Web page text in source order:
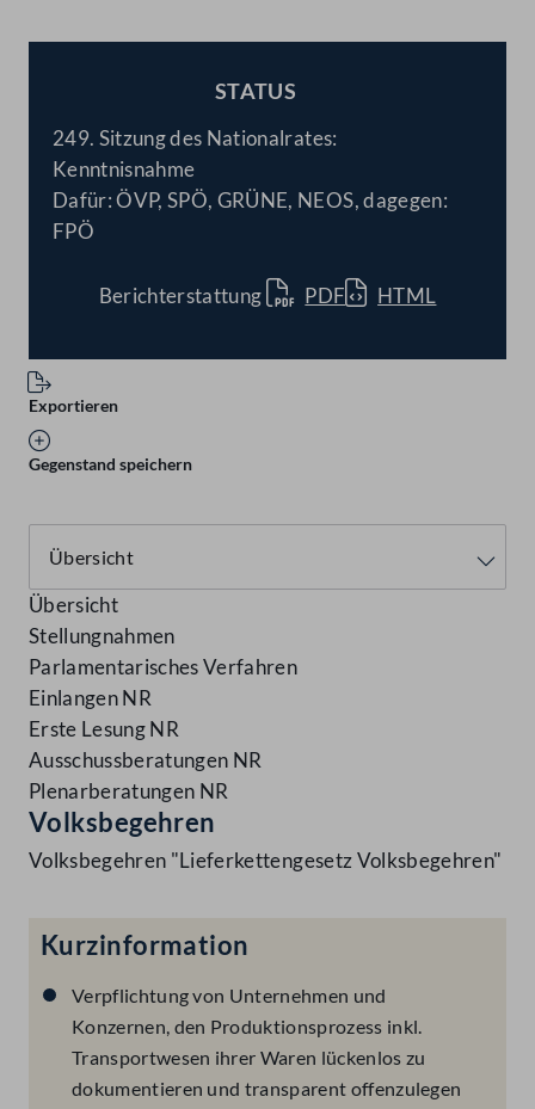
STATUS
249. Sitzung des Nationalrates:
Kenntnisnahme
Dafür: ÖVP, SPÖ, GRÜNE, NEOS, dagegen:
FPÖ
Berichterstattung PDF HTML
Exportieren
Gegenstand speichern
Übersicht
Stellungnahmen
Parlamentarisches Verfahren
Einlangen NR
Erste Lesung NR
Ausschussberatungen NR
Plenarberatungen NR
Volksbegehren
Volksbegehren "Lieferkettengesetz Volksbegehren"
Kurzinformation
Verpflichtung von Unternehmen und
Konzernen, den Produktionsprozess inkl.
Transportwesen ihrer Waren lückenlos zu
dokumentieren und transparent offenzulegen